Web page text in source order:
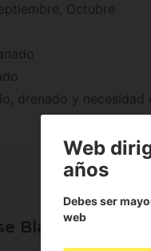
Octubre
drenado y necesidad
Blanche
Web
años
Debes ser
web